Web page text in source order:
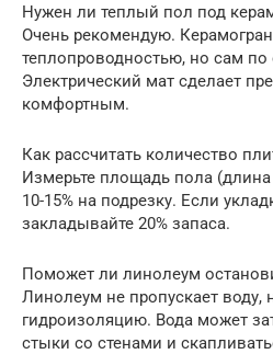
Нужен ли теплый пол под
Очень рекомендую.
теплопроводностью, но сам
Электрический мат сделает
комфортным.
Как рассчитать количество
Измерьте площадь пола
10-15% на подрезку. Если
закладывайте 20% запаса.
Поможет ли линолеум
Линолеум не пропускает воду,
гидроизоляцию. Вода может
стыки со стенами и